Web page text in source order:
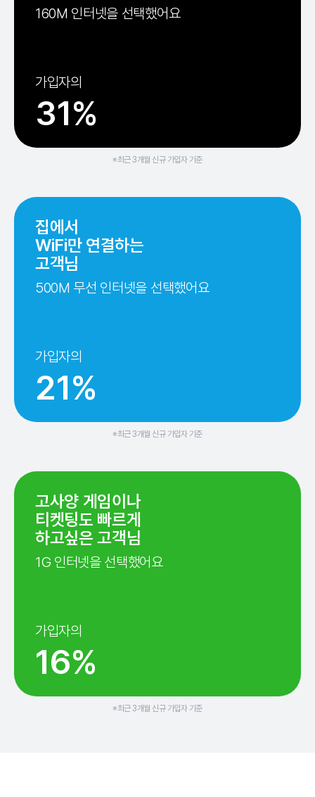
160M 인터넷을 선택했어요
가입자의
31%
※최근 3개월 신규 가입자 기준
집에서
WiFi만 연결하는
고객님
500M 무선 인터넷을 선택했어요
가입자의
21%
※최근 3개월 신규 가입자 기준
고사양 게임이나
티켓팅도 빠르게
하고싶은 고객님
1G 인터넷을 선택했어요
가입자의
16%
※최근 3개월 신규 가입자 기준